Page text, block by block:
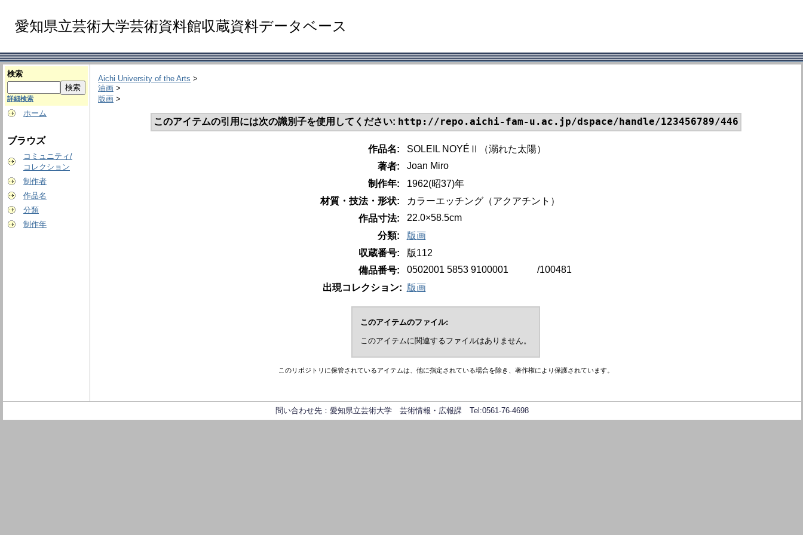
愛知県立芸術大学芸術資料館収蔵資料データベース
検索
詳細検索
ホーム
ブラウズ
コミュニティ/
コレクション
制作者
作品名
分類
制作年
Aichi University of the Arts >
油画 >
版画 >
このアイテムの引用には次の識別子を使用してください: http://repo.aichi-fam-u.ac.jp/dspace/handle/123456789/446
作品名:
SOLEIL NOYÉⅡ（溺れた太陽）
著者:
Joan Miro
制作年:
1962(昭37)年
材質・技法・形状:
カラーエッチング（アクアチント）
作品寸法:
22.0×58.5cm
分類:
版画
収蔵番号:
版112
備品番号:
0502001 5853 9100001 /100481
出現コレクション: 版画
このアイテムのファイル:
このアイテムに関連するファイルはありません。
このリポジトリに保管されているアイテムは、他に指定されている場合を除き、著作権により保護されています。
問い合わせ先：愛知県立芸術大学 芸術情報・広報課 Tel:0561-76-4698